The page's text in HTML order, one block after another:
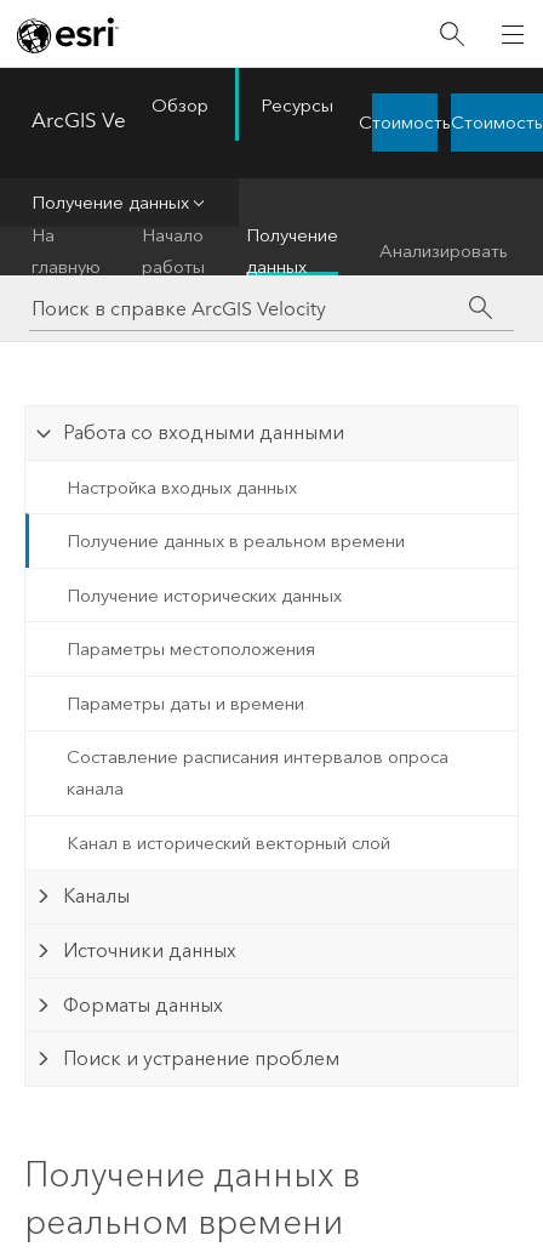
ArcGIS Velocity
Обзор Ресурсы
СтоимостьСтоимость
Получение данных
На
главную
Начало
работы
Получение
данных
Анализировать
Работа со входными данными
Настройка входных данных
Получение данных в реальном времени
Получение исторических данных
Параметры местоположения
Параметры даты и времени
Составление расписания интервалов опроса
канала
Канал в исторический векторный слой
Каналы
Источники данных
Форматы данных
Поиск и устранение проблем
Получение данных в
реальном времени